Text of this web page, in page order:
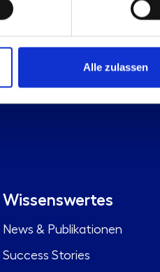
Alle zulassen
Wissenswertes
News & Publikationen
Success Stories